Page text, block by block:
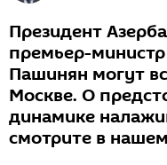
Президент
премьер-
Пашинян могут
Москве. О
динамике
смотрите в